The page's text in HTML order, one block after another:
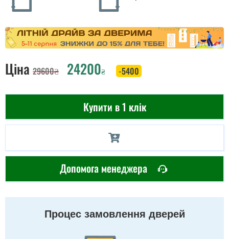
Ціна 29600₴ 24200₴ -5400
Купити в 1 клік
Допомога менеджера
Процес замовлення дверей